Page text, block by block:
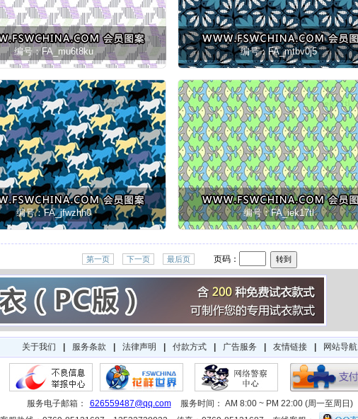
编号：FA_mu6t8ku 编号：FA_mtbv0j5
编号：FA_jfwzhh0 编号：FA_iek17tl
第一页 下一页 最后页 页码：
关于我们 服务条款 法律声明 付款方式 广告服务 友情链接 网站导航
服务电子邮箱： 626559487@qq.com
服务时间： AM 8:00 ~ PM 22:00 (周一至周日)